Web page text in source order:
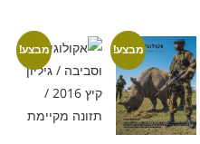
מבצע!